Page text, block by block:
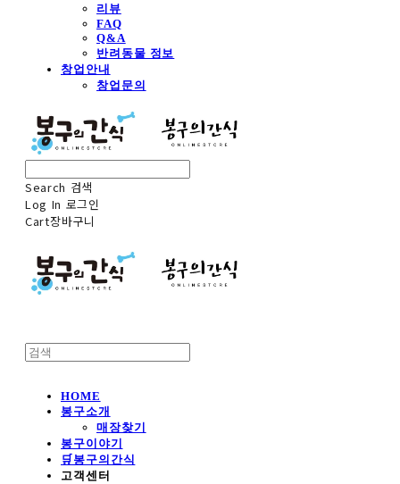
리뷰
FAQ
Q&A
반려동물 정보
창업안내
창업문의
Search 검색
Log In 로그인
Cart장바구니
HOME
봉구소개
매장찾기
봉구이야기
🛒봉구의간식
고객센터